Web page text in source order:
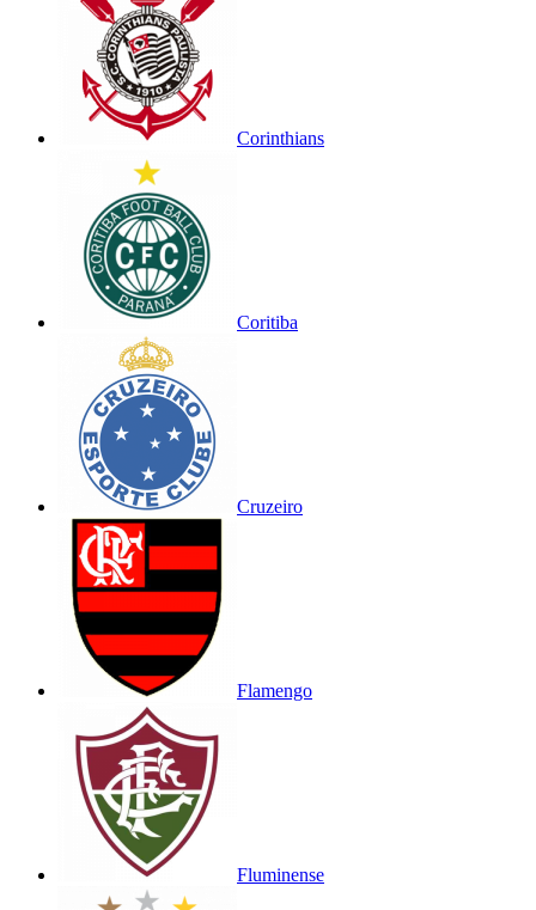
Corinthians
Coritiba
Cruzeiro
Flamengo
Fluminense